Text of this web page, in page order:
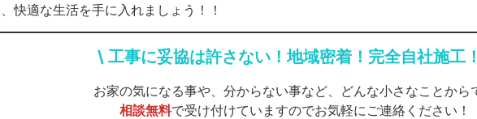
快適な生活を手に入れましょう！！
\ 工事に妥協は許さない！地域密着！完全自社施工
お家の気になる事や、分からない事など、どんな小さなことから
相談無料で受け付けていますのでお気軽にご連絡ください！